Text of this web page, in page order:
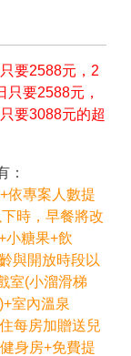
要2588元，2
要2588元，
要3088元的超
：
依專案人數提
時，早餐將改
小糖果+飲
與開放時段以
室(小溜滑梯
室內溫泉
每房加贈送兒
身房+免費提